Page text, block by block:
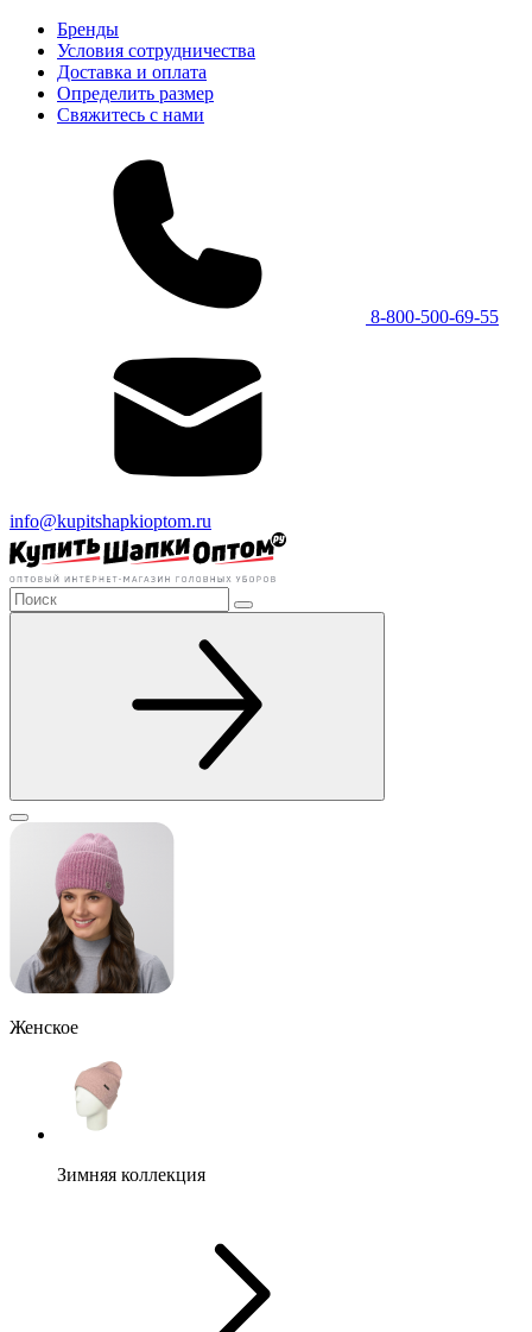
Бренды
Условия сотрудничества
Доставка и оплата
Определить размер
Свяжитесь с нами
8-800-500-69-55
info@kupitshapkioptom.ru
Женское
Зимняя коллекция